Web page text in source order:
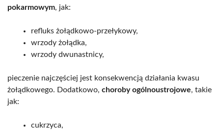
pokarmowym, jak:
refluks żołądkowo-przełykowy,
wrzody żołądka,
wrzody dwunastnicy,
pieczenie najczęściej jest konsekwencją działania kwasu
żołądkowego. Dodatkowo, choroby ogólnoustrojowe, takie
jak:
cukrzyca,